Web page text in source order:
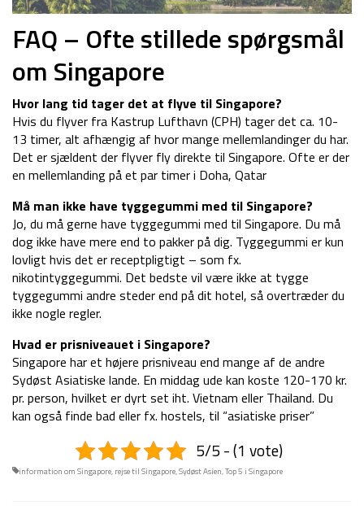
FAQ – Ofte stillede spørgsmål
om Singapore
Hvor lang tid tager det at flyve til Singapore?
Hvis du flyver fra Kastrup Lufthavn (CPH) tager det ca. 10-
13 timer, alt afhængig af hvor mange mellemlandinger du har.
Det er sjældent der flyver fly direkte til Singapore. Ofte er der
en mellemlanding på et par timer i Doha, Qatar
Må man ikke have tyggegummi med til Singapore?
Jo, du må gerne have tyggegummi med til Singapore. Du må
dog ikke have mere end to pakker på dig. Tyggegummi er kun
lovligt hvis det er receptpligtigt – som fx.
nikotintyggegummi. Det bedste vil være ikke at tygge
tyggegummi andre steder end på dit hotel, så overtræder du
ikke nogle regler.
Hvad er prisniveauet i Singapore?
Singapore har et højere prisniveau end mange af de andre
Sydøst Asiatiske lande. En middag ude kan koste 120-170 kr.
pr. person, hvilket er dyrt set iht. Vietnam eller Thailand. Du
kan også finde bad eller fx. hostels, til “asiatiske priser”
5/5 - (1 vote)
information om Singapore, rejse til Singapore,Sydøst Asien,Top 5 i Singapore